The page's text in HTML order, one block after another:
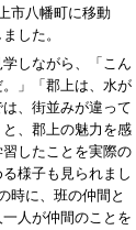
市八幡町に移動
した。
しながら、「こん
」「郡上は、水が
、街並みが違って
、郡上の魅力を感
したことを実際の
様子も見られまし
時に、班の仲間と
人が仲間のことを